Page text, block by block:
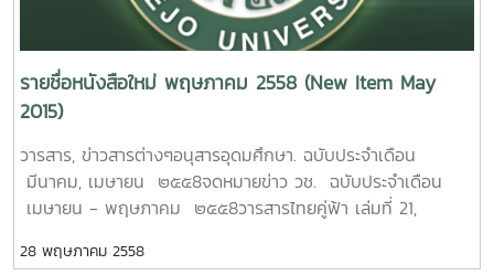
เสริมคุณภาพสิ่งแวดล้อม ฉบับประจำเดือน สิงหาคม
๒๕๕8วารสาร Maejo International Volume 8, Issue 2, 3
2014
University. 2015. 8. การวิเคราะห์ต้นทุนและผลตอบแทนของ
การปลูกยางพาราในจังหวัดเชียงราย สมเกียรติ์ ชัยพิบูลย์
รายงานผลการวิจัยมหาวิทยาลัยแม่โจ้ 77 หน้า. เลขเรียกหนังสือ
2558 / 29 Cost and Return Analysis of Pararubber
Plantation in Chiang Rai Province.Somkiat Chaipoboon
Maejo University. 2015.
ดาวน์โหลดรายงานฉบับสมบูรณ์Download Full Text ดาวน์โหลด
รายการหนังสือใหม่ Download New Item วารสาร, ข่าวสาร
ต่างๆวารสารทิศไท ฉบับประจำเดือน กรกฎาคม – กันยายน
สรีรวิทยาเพื่อประเมินความสามารถในการทนร้อนของพืช .สิริ
วัฒน์ สาครวาสี. รายงานผลการวิจัยมหาวิทยาลัยแม่โจ้. 27 หน้า.
เลขเรียกหนังสือ 2558 / 18Development method for using
physiological index for evaluation heat tolerance in
6. เสถียรภาพ
และควบคุมของระบบพลวัตแบบผสม ( ไฮบริดจ์ ) และเป็นกลาง.
เกรียงไกร ราชกิจ. รายงานผลการวิจัยมหาวิทยาลัยแม่โจ้. 30
Tourism Businessin historical and cultural area:
Chiangrai Province. Rachaneewan Khamtan.
Maejo University. 2015. 3. กายวิภาคศาสตร์
และความหลากหลายของพืชสมุนไพรในอุทยานแห่งชาติขุนสถาน
หน้า. เลขเรียกหนังสือ 2558 / 08 Anatomy and
Diversity of Medicinal Plants in Khun Sathan National
Park. Sukhonthip Buhwong. Maejo University. 2015.
ยับยั้งการเจริญของเชื้อราสาเหตุของโรคพืชในพริกและพืชตระกูล
รายชื่อหนังสือใหม่ พฤษภาคม 2558 (New Item May
2015)
วารสาร, ข่าวสารต่างๆอนุสารอุดมศึกษา. ฉบับประจำเดือน
มีนาคม, เมษายน ๒๕๕8จดหมายข่าว วช. ฉบับประจำเดือน
เมษายน - พฤษภาคม ๒๕๕8วารสารไทยคู่ฟ้า เล่มที่ 21,
.การพัฒนาตัวแบบคุณภาพชีวิตอย่างยั่งยืนตามแนวคิดปรัชญา
28 พฤษภาคม 2558